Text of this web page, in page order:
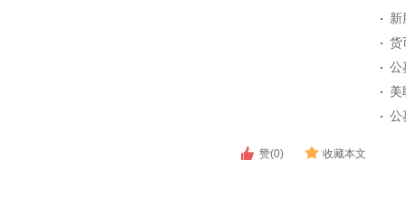
新
货
公
美
公
赞(0) 收藏本文